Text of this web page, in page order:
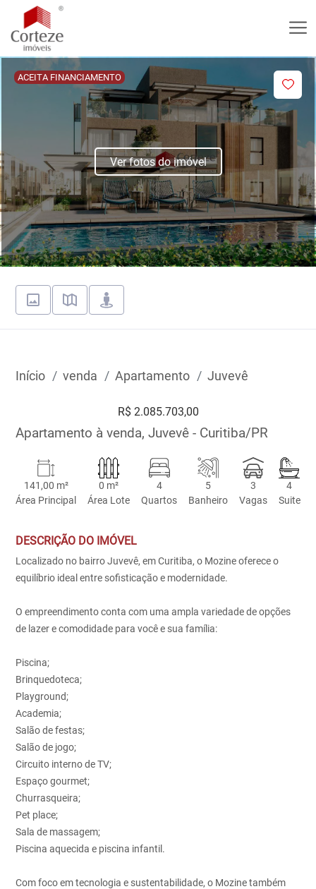
ACEITA FINANCIAMENTO
Ver fotos do imóvel
Início venda Apartamento Juvevê
R$ 2.085.703,00
Apartamento à venda, Juvevê - Curitiba/PR
141,00 m²
Área Principal
0 m²
Área Lote
4
Quartos
5
Banheiro
3
Vagas
4
Suite
DESCRIÇÃO DO IMÓVEL
Localizado no bairro Juvevê, em Curitiba, o Mozine oferece o
equilíbrio ideal entre sofisticação e modernidade.
O empreendimento conta com uma ampla variedade de opções
de lazer e comodidade para você e sua família:
Piscina;
Brinquedoteca;
Playground;
Academia;
Salão de festas;
Salão de jogo;
Circuito interno de TV;
Espaço gourmet;
Churrasqueira;
Pet place;
Sala de massagem;
Piscina aquecida e piscina infantil.
Com foco em tecnologia e sustentabilidade, o Mozine também